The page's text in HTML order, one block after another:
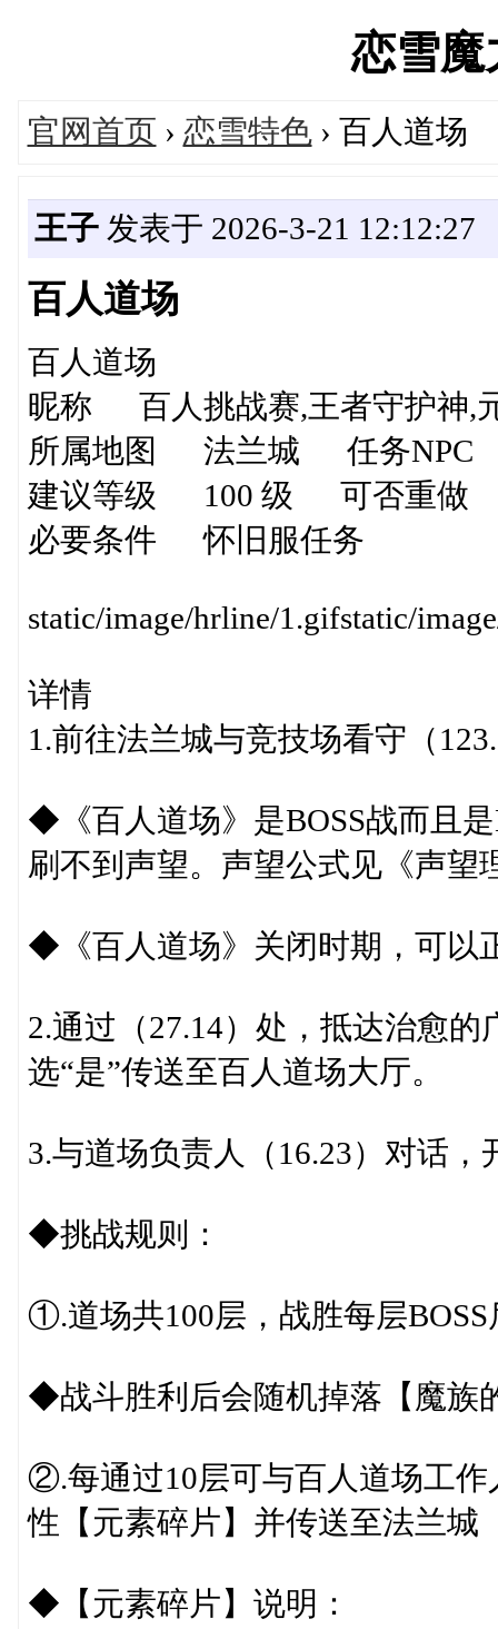
恋雪魔
官网首页 › 恋雪特色› 百人道场
王子发表于 2026-3-21 12:12:27
百人道场
百人道场
昵称 百人挑战赛,王者守护
所属地图 法兰城 任务NPC
建议等级 100 级 可否重做
必要条件 怀旧服任务
static/image/hrline/1.gifstatic/
详情
1.前往法兰城与竞技场看守（
◆《百人道场》是BOSS战而且
刷不到声望。声望公式见《声望
◆《百人道场》关闭时期，可以
2.通过（27.14）处，抵达治愈
选“是”传送至百人道场大厅。
3.与道场负责人（16.23）对话，
◆挑战规则：
①.道场共100层，战胜每层
◆战斗胜利后会随机掉落【魔族
②.每通过10层可与百人道场工
性【元素碎片】并传送至法兰城
◆【元素碎片】说明：